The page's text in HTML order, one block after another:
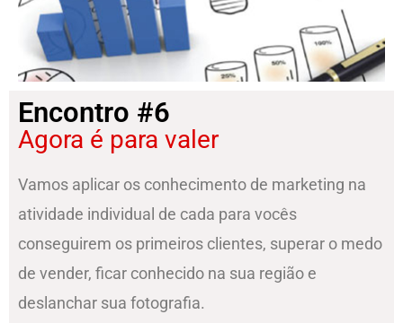
Encontro #6
Agora é para valer
Vamos aplicar os conhecimento de marketing na
atividade individual de cada para vocês
conseguirem os primeiros clientes, superar o medo
de vender, ficar conhecido na sua região e
deslanchar sua fotografia.